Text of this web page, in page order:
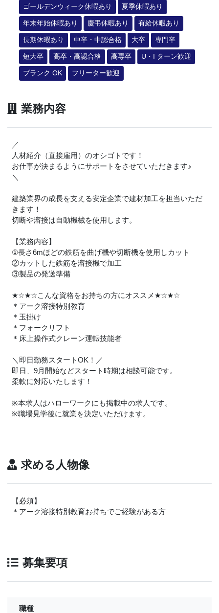
ゴールデンウィーク休暇あり 夏季休暇あり
年末年始休暇あり 慶弔休暇あり 有給休暇あり
長期休暇あり 中卒・中認合格 大卒 専門卒
短大卒 高卒・高認合格 高専卒 U・I ターン歓迎
ブランク OK フリーター歓迎
業務内容
／
人材紹介（直接雇用）のオシゴトです！
お仕事が決まるようにサポートをさせていただきます♪
＼
建築業界の成長を支える安定企業で建材加工を担当いただ
きます！
切断や溶接は自動機械を使用します。
【業務内容】
①長さ6mほどの鉄筋を曲げ機や切断機を使用しカット
②カットした鉄筋を溶接機で加工
③製品の発送準備
★☆★☆こんな資格をお持ちの方にオススメ ★☆★☆
＊アーク溶接特別教育
＊玉掛け
＊フォークリフト
＊床上操作式クレーン運転技能者
＼即日勤務スタートOK！／
即日、9月開始などスタート時期は相談可能です。
柔軟に対応いたします！
※本求人はハローワークにも掲載中の求人です。
※職場見学後に就業を決定いただけます。
求める人物像
【必須】
＊アーク溶接特別教育お持ちでご経験がある方
募集要項
職種